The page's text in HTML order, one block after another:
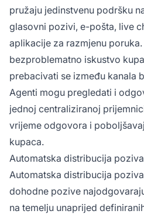
pružaju jedinstvenu podršku
glasovni pozivi, e-pošta, live
aplikacije za razmjenu
bezproblematno iskustvo
prebacivati se između kanala
Agenti mogu pregledati i
jednoj centraliziranoj
vrijeme odgovora i
kupaca.
Automatska distribucija
Automatska distribucija
dohodne pozive
na temelju unaprijed